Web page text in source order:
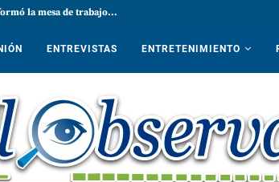
la mesa de trabajo...
ENTREVISTAS ENTRETENIMIENTO